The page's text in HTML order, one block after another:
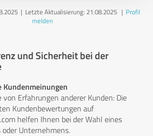
| Letzte Aktualisierung: 21.08.2025| Profil
melden
und Sicherheit bei der
von Erfahrungen anderer Kunden: Die
Kundenbewertungen auf
helfen Ihnen bei der Wahl eines
Unternehmens.